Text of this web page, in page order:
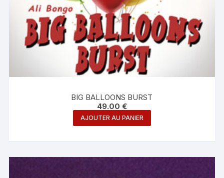
BIG BALLOONS BURST
49.00 €
AJOUTER AU PANIER